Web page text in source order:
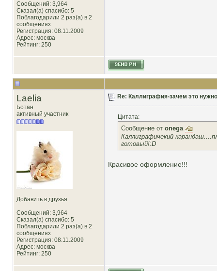
Сообщений: 3,964
Сказал(а) спасибо: 5
Поблагодарили 2 раз(а) в 2
сообщениях
Регистрация: 08.11.2009
Адрес: москва
Рейтинг: 250
Laelia
Ботан
активный участник
Добавить в друзья
Сообщений: 3,964
Сказал(а) спасибо: 5
Поблагодарили 2 раз(а) в 2
сообщениях
Регистрация: 08.11.2009
Адрес: москва
Рейтинг: 250
Re: Каллиграфия-зачем это
Цитата:
Сообщение от onega
Каллиграфичекий
готовый!:D
Красивое оформление!!!